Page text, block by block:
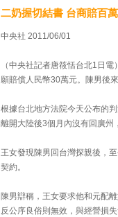
二奶握切結書 台商賠百萬
中央社 2011/06/01
（中央社記者唐筱恬台北1日
願賠償人民幣30萬元。陳男後
根據台北地方法院今天公布的
離開大陸後3個月內沒有回廣州
王女發現陳男回台灣探親後，
契約。
陳男辯稱，王女要求他和元配
反公序良俗則無效，與經營損失